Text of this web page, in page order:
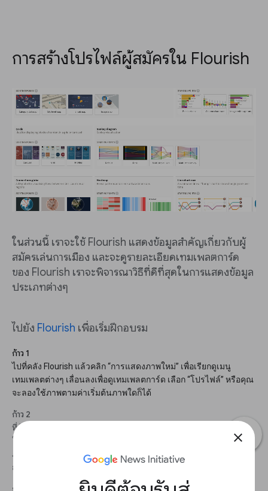
close
การสร้างโปรไฟล์ผู้สมัครใน Flourish
ในส่วนนี้ เราจะใช้ Flourish แสดงข้อมูลสำคัญเกี่ยวกับผู้
สมัครเล่นการเมือง และจะดูรายละเอียดเทมเพลตการ์ด
ของ Flourish เราจะพิจารณาวิธีที่ดีที่สุดในการแสดงข้อมูล
ประเภทต่างๆ
ไปยัง Flourish เพื่อเริ่มฝึกอบรม
ก้าว 1
ไปที่คลัง Flourish แล้วคลิก “การแสดงภาพใหม่” เพื่อเรียกดูเมนู
เทมเพลตต่างๆ เลื่อนลงเพื่อดูเทมเพลตการ์ด เลือก “โปรไฟล์” หรือคุณ
จะลองใช้ภาพตามค่าเริ่มต้นภาพใดก็ได้
ก้าว 2
ที่ด้านบนภาพ ให้สลับจาก “ตัวอย่าง” เป็น “ข้อมูล” แทนที่จะดูชุดข้อมูล
ให้เน้นด้านขวาของหน้าจอตรงที่บอกว่า “เลือกคอลัมน์เพื่อแสดง
ภาพ”ในการแสดงภาพนี้ คุณสามารถเลือกชื่อ รูปภาพ หมวดหมู่ของ
การ์ด ชื่อย่อย และข้อความเพิ่มเติมได้